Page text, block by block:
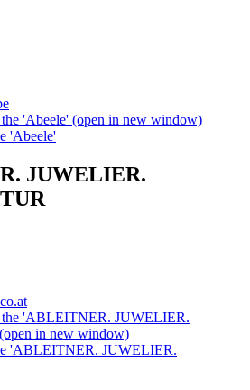
'Abeele' (open in new window)
'Abeele'
JUWELIER.
the 'ABLEITNER. JUWELIER.
in new window)
'ABLEITNER. JUWELIER.